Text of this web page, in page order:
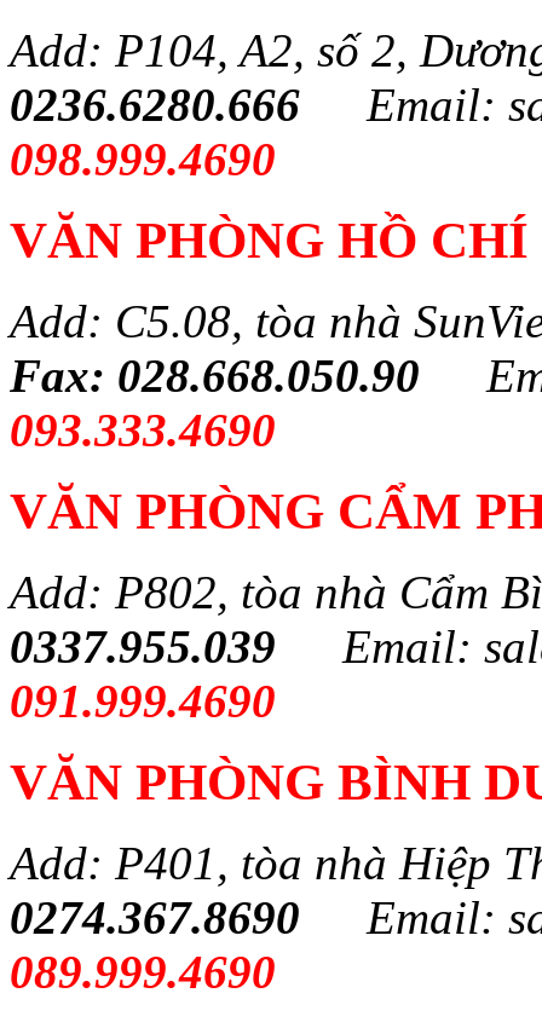
Add: P104, A2, số 2,
0236.6280.666
Email:
098.999.4690
VĂN PHÒNG HỒ
Add: C5.08, tòa nhà
Fax: 028.668.050.90
093.333.4690
VĂN PHÒNG CẨM
Add: P802, tòa nhà Cẩm
0337.955.039
Email:
091.999.4690
VĂN PHÒNG BÌNH
Add: P401, tòa nhà Hiệp
0274.367.8690
Email:
089.999.4690